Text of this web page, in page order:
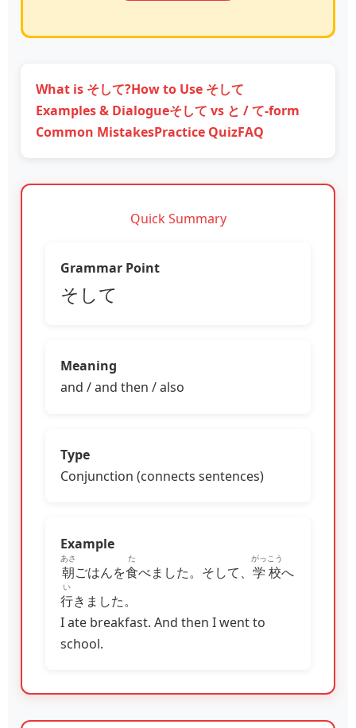
What is そして?How to Use そして
Examples & Dialogueそして vs と / て‑form
Common MistakesPractice QuizFAQ
Quick Summary
Grammar Point
そして
Meaning
and / and then / also
Type
Conjunction (connects sentences)
Example
朝
あさ
ごはんを食
た
べました。そして、 学校
がっこう
へ
行
い
きました。
I ate breakfast. And then I went to
school.